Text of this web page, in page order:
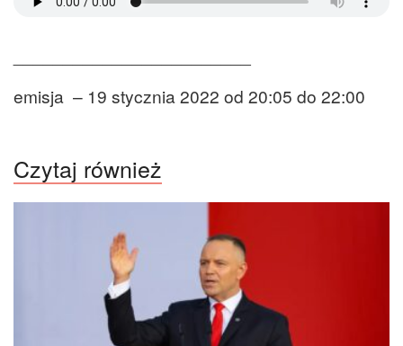
emisja – 19 stycznia 2022 od 20:05 do 22:00
Czytaj również